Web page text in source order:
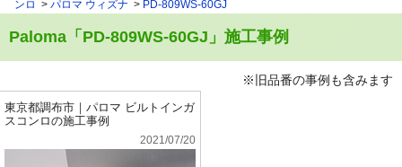
ンロ
パロマ ウィズナ PD-809WS-60GJ
Paloma「PD-809WS-60GJ」施工事例
※旧品番の事例も含みます
東京都調布市｜パロマ ビルトインガ
スコンロの施工事例
2021/07/20